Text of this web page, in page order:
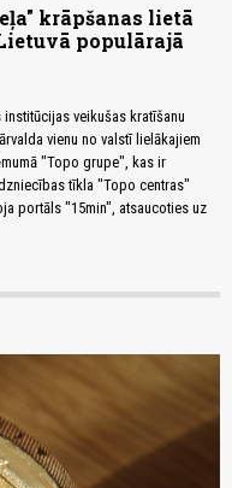
krāpšanas lietā
populārajā
veikušas kratīšanu
vienu no valstī lielākajiem
"Topo grupe", kas ir
tīkla "Topo centras"
portāls "15min", atsaucoties uz